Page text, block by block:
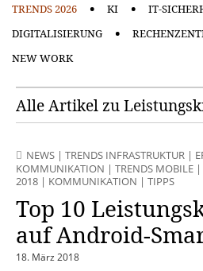
TRENDS 2026 KI
IT-
DIGITALISIERUNG
NEW WORK
Alle Artikel zu
NEWS | TRENDS INFRASTRUKTUR |
KOMMUNIKATION | TRENDS MOBILE |
2018 | KOMMUNIKATION | TIPPS
Top 10
auf Android-
18. März 2018